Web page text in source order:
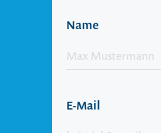
Name
E-Mail